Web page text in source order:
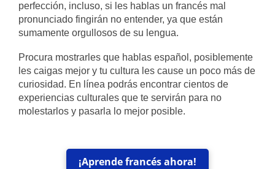
perfección, incluso, si les hablas un francés mal
pronunciado fingirán no entender, ya que están
sumamente orgullosos de su lengua.
Procura mostrarles que hablas español, posiblemente
les caigas mejor y tu cultura les cause un poco más de
curiosidad. En línea podrás encontrar cientos de
experiencias culturales que te servirán para no
molestarlos y pasarla lo mejor posible.
¡Aprende francés ahora!